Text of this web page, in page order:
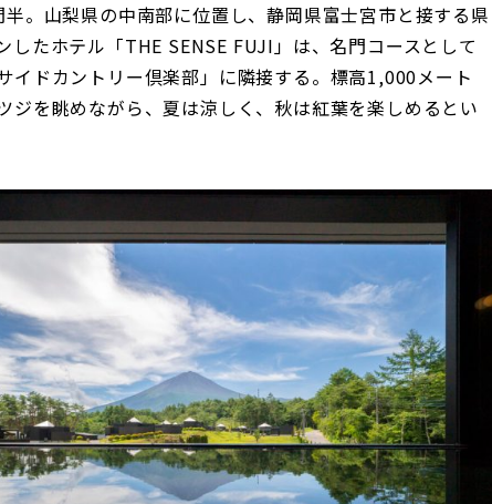
。山梨県の中南部に位置し、静岡県富士宮市と接する県
したホテル「THE SENSE FUJI」は、名門コースとして
イドカントリー倶楽部」に隣接する。標高1,000メート
ジを眺めながら、夏は涼しく、秋は紅葉を楽しめるとい